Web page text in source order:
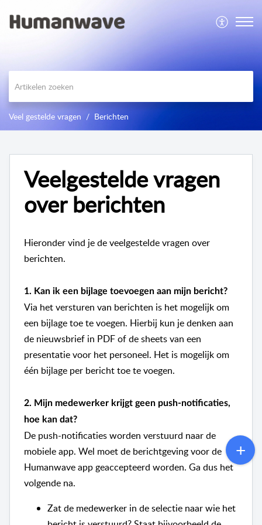
Veel gestelde vragen Berichten
Veelgestelde vragen
over berichten
Hieronder vind je de veelgestelde vragen over
berichten.
1. Kan ik een bijlage toevoegen aan mijn bericht?
Via het versturen van berichten is het mogelijk om
een bijlage toe te voegen. Hierbij kun je denken aan
de nieuwsbrief in PDF of de sheets van een
presentatie voor het personeel. Het is mogelijk om
één bijlage per bericht toe te voegen.
2. Mijn medewerker krijgt geen push-notificaties,
hoe kan dat?
De push-notificaties worden verstuurd naar de
mobiele app. Wel moet de berichtgeving voor de
Humanwave app geaccepteerd worden. Ga dus het
volgende na.
Zat de medewerker in de selectie naar wie het